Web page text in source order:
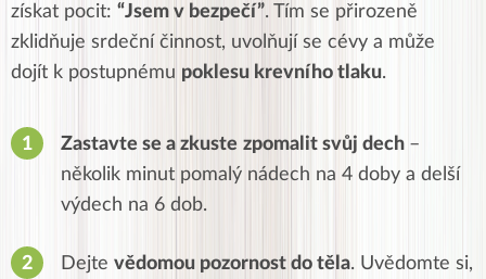
získat pocit: “Jsem v bezpečí”. Tím se přirozeně
zklidňuje srdeční činnost, uvolňují se cévy a může
dojít k postupnému poklesu krevního tlaku.
Zastavte se a zkuste zpomalit svůj dech –
několik minut pomalý nádech na 4 doby a delší
výdech na 6 dob.
Dejte vědomou pozornost do těla. Uvědomte si,